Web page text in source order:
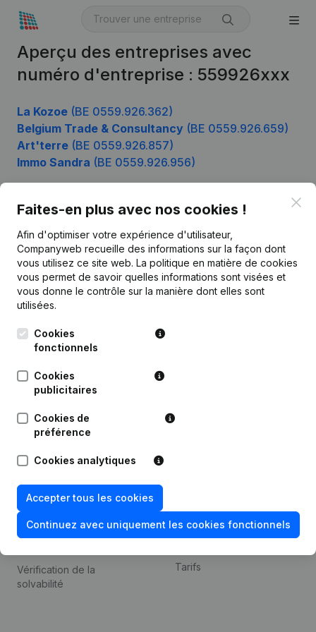
Aperçu des entreprises avec
numéro d'entreprise : 559926xxx
La Kozoe (BE 0559.926.362)
Belgium Trade & Consultancy (BE 0559.926.659)
Art'terre (BE 0559.926.857)
Immo Sandra (BE 0559.926.956)
Faites-en plus avec nos cookies !
Afin d'optimiser votre expérience d'utilisateur,
Companyweb recueille des informations sur la façon dont
vous utilisez ce site web. La politique en matière de cookies
vous permet de savoir quelles informations sont visées et
vous donne le contrôle sur la manière dont elles sont
utilisées.
Cookies
fonctionnels
Cookies
publicitaires
Cookies de
préférence
Cookies analytiques
Accepter tous les cookies
Continuez avec uniquement les cookies fonctionnels
Français
Leuvensesteenweg
248D,
Produit
Informations d’entreprise
Monitoring
Recherche internationale
Thème
de la fraude
Consulter des comptes
annuels
Recherche de numéro de
Vérification de la
solvabilité
Contact
Tarifs